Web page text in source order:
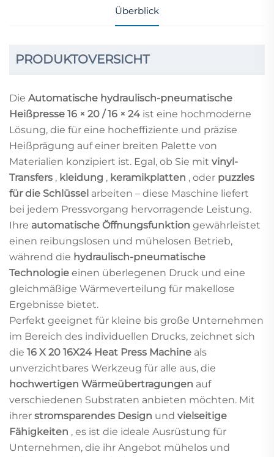
Überblick
PRODUKTOVERSICHT
Die Automatische hydraulisch-pneumatische
Heißpresse 16 × 20 / 16 × 24 ist eine hochmoderne
Lösung, die für eine hocheffiziente und präzise
Heißprägung auf einer breiten Palette von
Materialien konzipiert ist. Egal, ob Sie mit vinyl-
Transfers , kleidung , keramikplatten , oder puzzles
für die Schlüssel arbeiten – diese Maschine liefert
bei jedem Pressvorgang hervorragende Leistung.
Ihre automatische Öffnungsfunktion gewährleistet
einen reibungslosen und mühelosen Betrieb,
während die hydraulisch-pneumatische
Technologie einen überlegenen Druck und eine
gleichmäßige Wärmeverteilung für makellose
Ergebnisse bietet.
Perfekt geeignet für kleine bis große Unternehmen
im Bereich des individuellen Drucks, zeichnet sich
die 16 X 20 16X24 Heat Press Machine als
unverzichtbares Werkzeug für alle aus, die
hochwertigen Wärmeübertragungen auf
verschiedenen Substraten anbieten möchten. Mit
ihrer stromsparendes Design und vielseitige
Fähigkeiten , es ist die ideale Ausrüstung für
Unternehmen, die ihr Angebot mühelos und